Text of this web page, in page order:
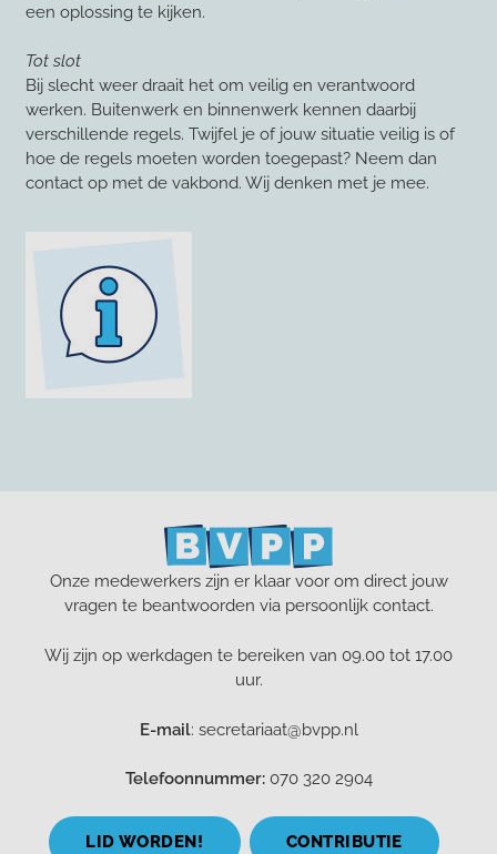
een oplossing te kijken.
Tot slot
Bij slecht weer draait het om veilig en verantwoord
werken. Buitenwerk en binnenwerk kennen daarbij
verschillende regels. Twijfel je of jouw situatie veilig is of
hoe de regels moeten worden toegepast? Neem dan
contact op met de vakbond. Wij denken met je mee.
Onze medewerkers zijn er klaar voor om direct jouw
vragen te beantwoorden via persoonlijk contact.
Wij zijn op werkdagen te bereiken van 09.00 tot 17.00
uur.
E-mail: secretariaat@bvpp.nl
Telefoonnummer:070 320 2904
LID WORDEN! CONTRIBUTIE